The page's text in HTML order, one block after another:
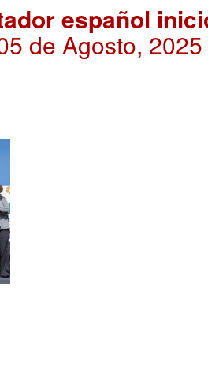
español
de Agosto, 2025